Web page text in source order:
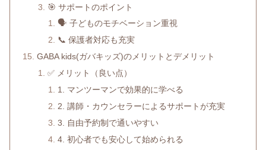
🎯 サポートのポイント
🗣 子どものモチベーション重視
📞 保護者対応も充実
GABA kids(ガバキッズ)のメリットとデメリット
✅ メリット（良い点）
1. マンツーマンで効果的に学べる
2. 講師・カウンセラーによるサポートが充実
3. 自由予約制で通いやすい
4. 初心者でも安心して始められる